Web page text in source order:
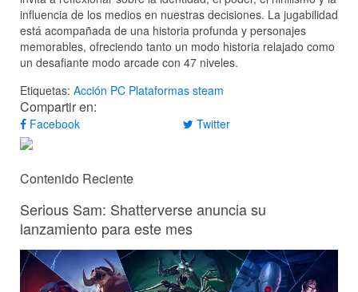
influencia de los medios en nuestras decisiones. La jugabilidad
está acompañada de una historia profunda y personajes
memorables, ofreciendo tanto un modo historia relajado como
un desafiante modo arcade con 47 niveles.
Etiquetas: Acción PC Plataformas steam
Compartir en:
Facebook Twitter
Contenido Reciente
Serious Sam: Shatterverse anuncia su
lanzamiento para este mes